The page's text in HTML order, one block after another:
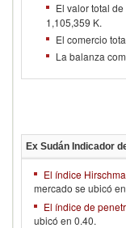
El valor total
1,105,359 K.
El comercio
La balanza
Ex Sudán Indicador
El índice
mercado se ubicó
El índice de
ubicó en 0.40.